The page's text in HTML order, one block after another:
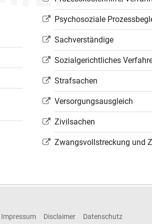
Psychosoziale
Sachverständige
Sozialgerichtliches
Strafsachen
Versorgungsausgleich
Zivilsachen
Zwangsvollstreckung und
Impressum Disclaimer Datenschutz